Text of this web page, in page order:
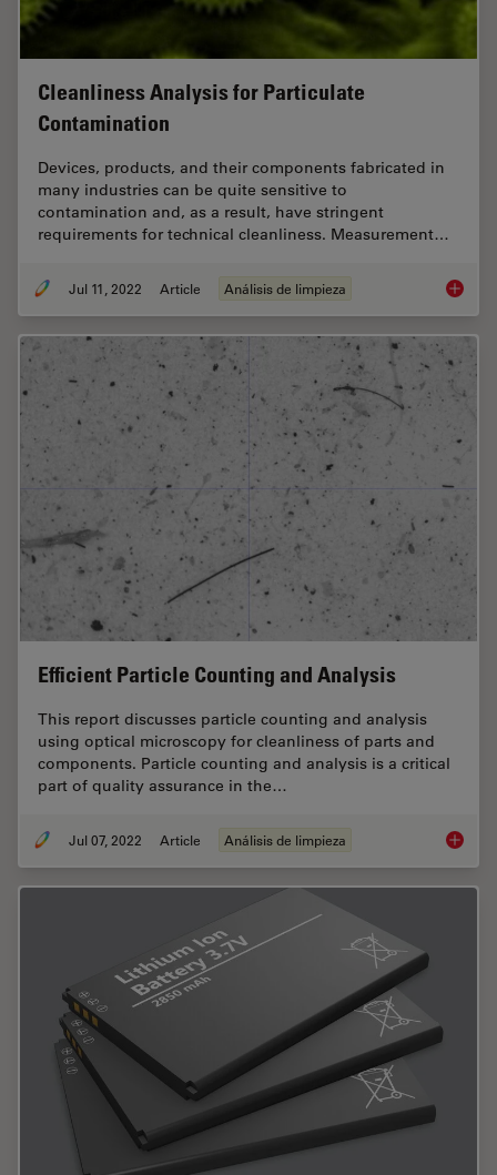
Cleanliness Analysis for Particulate
Contamination
Devices, products, and their components fabricated in
many industries can be quite sensitive to
contamination and, as a result, have stringent
requirements for technical cleanliness. Measurement…
Jul 11, 2022 Article Análisis de limpieza
Efficient Particle Counting and Analysis
This report discusses particle counting and analysis
using optical microscopy for cleanliness of parts and
components. Particle counting and analysis is a critical
part of quality assurance in the…
Jul 07, 2022 Article Análisis de limpieza